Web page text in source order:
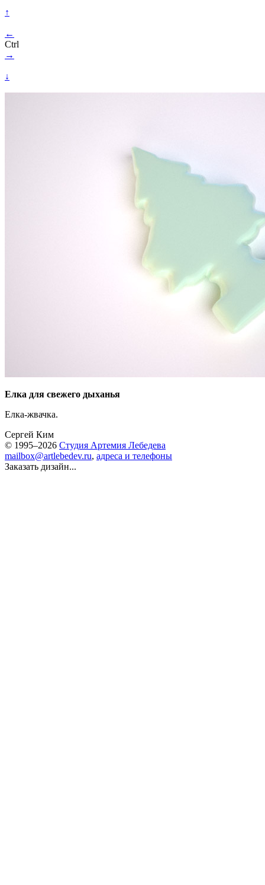
↑
←
Ctrl
→
↓
Елка для свежего дыханья
Елка-жвачка.
Сергей Ким
© 1995–2026 Студия Артемия Лебедева
mailbox@artlebedev.ru, адреса и телефоны
Заказать дизайн...